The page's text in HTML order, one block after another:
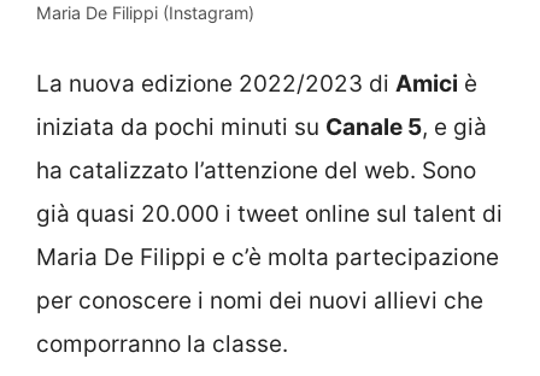
Maria De Filippi (Instagram)
La nuova edizione 2022/2023 di Amici è
iniziata da pochi minuti su Canale 5, e già
ha catalizzato l’attenzione del web. Sono
già quasi 20.000 i tweet online sul talent di
Maria De Filippi e c’è molta partecipazione
per conoscere i nomi dei nuovi allievi che
comporranno la classe.